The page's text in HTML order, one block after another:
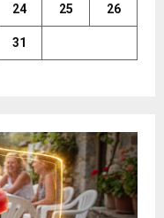
24 25 26
31